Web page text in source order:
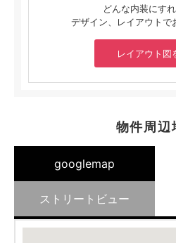
どんな内装にす
デザイン、レイアウトで
レイアウト図
物件周辺
googlemap
ストリートビュー